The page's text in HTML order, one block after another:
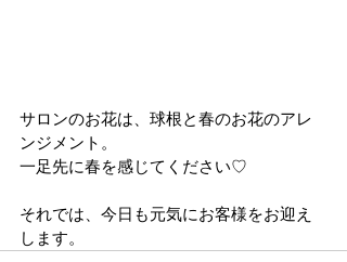
サロンのお花は、球根と春のお花のアレ
ンジメント。
一足先に春を感じてください♡
それでは、今日も元気にお客様をお迎え
します。